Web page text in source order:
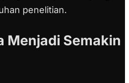
penelitian.
Menjadi Semakin